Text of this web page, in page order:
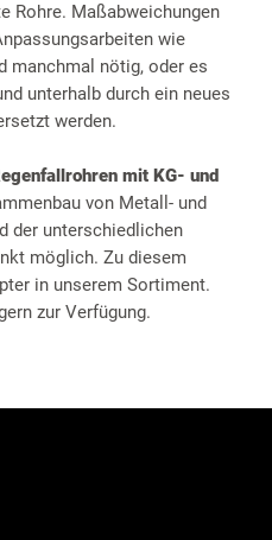
Rohre. Maßabweichungen
wie
manchmal nötig, oder es
unterhalb durch ein neues
werden.
mit KG- und
von Metall- und
der unterschiedlichen
möglich. Zu diesem
in unserem Sortiment.
zur Verfügung.